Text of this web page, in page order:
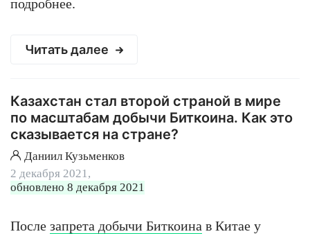
подробнее.
Читать далее
Казахстан стал второй страной в мире
по масштабам добычи Биткоина. Как это
сказывается на стране?
Даниил Кузьменков
2 декабря 2021,
обновлено 8 декабря 2021
После запрета добычи Биткоина в Китае у